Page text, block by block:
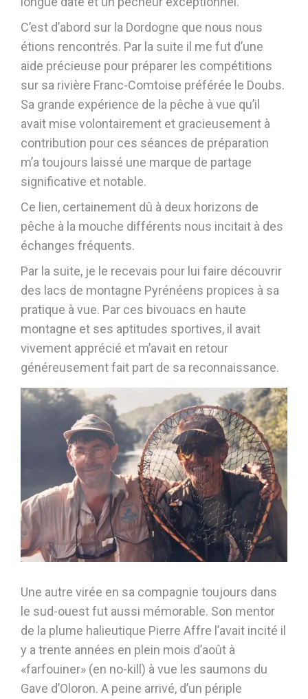
C’est d’abord sur la Dordogne que nous nous
étions rencontrés. Par la suite il me fut d’une
aide précieuse pour préparer les compétitions
sur sa rivière Franc-Comtoise préférée le Doubs.
Sa grande expérience de la pêche à vue qu’il
avait mise volontairement et gracieusement à
contribution pour ces séances de préparation
m’a toujours laissé une marque de partage
significative et notable.
Ce lien, certainement dû à deux horizons de
pêche à la mouche différents nous incitait à des
échanges fréquents.
Par la suite, je le recevais pour lui faire découvrir
des lacs de montagne Pyrénéens propices à sa
pratique à vue. Par ces bivouacs en haute
montagne et ses aptitudes sportives, il avait
vivement apprécié et m’avait en retour
généreusement fait part de sa reconnaissance.
Une autre virée en sa compagnie toujours dans
le sud-ouest fut aussi mémorable. Son mentor
de la plume halieutique Pierre Affre l’avait incité il
y a trente années en plein mois d’août à
«farfouiner» (en no-kill) à vue les saumons du
Gave d’Oloron. A peine arrivé, d’un périple